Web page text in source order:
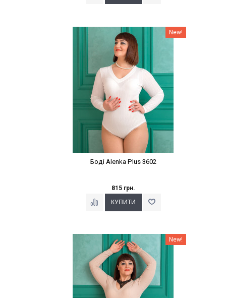
New!
Боді Alenka Plus 3602
815 грн.
New!